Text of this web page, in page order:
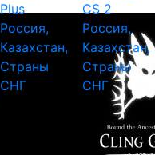
Plus
Россия,
Казахстан,
Страны
СНГ
CS 2
Россия,
Казахстан,
Страны
СНГ